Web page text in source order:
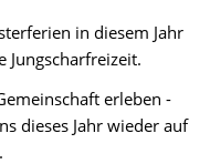
in diesem Jahr
Jungscharfreizeit.
erleben -
dieses Jahr wieder auf